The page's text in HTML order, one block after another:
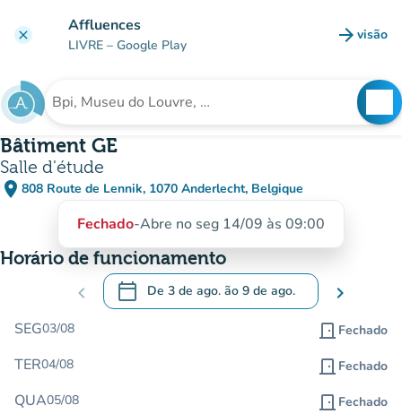
clear Affluences
LIVRE – Google Play arrow_forward visão
(novo
Procura uma instituição
Bâtiment GE
Salle d'étude
place 808 Route de Lennik, 1070 Anderlecht, Belgique
(abrir no Google Maps)
(novo separador)
Fechado-Abre no seg 14/09 às 09:00
Horário de funcionamento
chevron_left calendar_today De 3 de ago. ão 9 de ago.
.Abra o calendário para alterar as datas
chevron_right
SEG03/08 door_front Fechado
TER04/08 door_front Fechado
QUA05/08 door_front Fechado